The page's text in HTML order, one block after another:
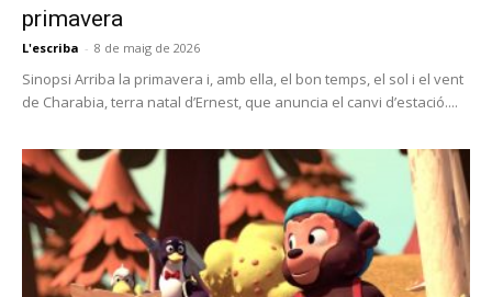
primavera
L'escriba - 8 de maig de 2026
Sinopsi Arriba la primavera i, amb ella, el bon temps, el sol i el vent
de Charabia, terra natal d’Ernest, que anuncia el canvi d’estació....